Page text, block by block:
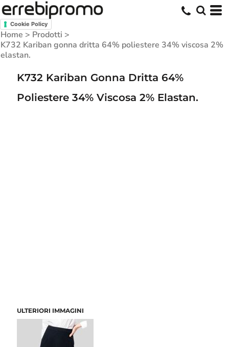
Cookie Policy
Home > Prodotti >
K732 Kariban gonna dritta 64% poliestere 34% viscosa 2%
elastan.
K732 Kariban Gonna Dritta 64%
Poliestere 34% Viscosa 2% Elastan.
ULTERIORI IMMAGINI